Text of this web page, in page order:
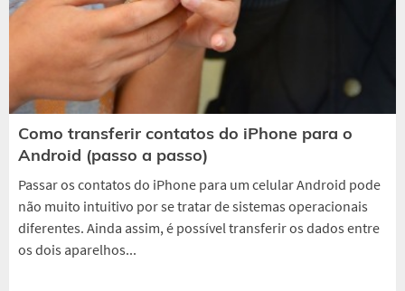
Como transferir contatos do iPhone para o
Android (passo a passo)
Passar os contatos do iPhone para um celular Android pode
não muito intuitivo por se tratar de sistemas operacionais
diferentes. Ainda assim, é possível transferir os dados entre
os dois aparelhos...